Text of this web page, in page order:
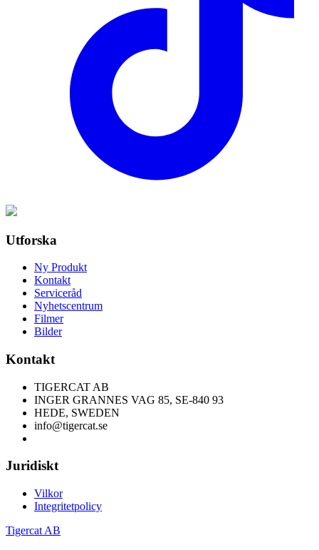
Utforska
Ny Produkt
Kontakt
Serviceråd
Nyhetscentrum
Filmer
Bilder
Kontakt
TIGERCAT AB
INGER GRANNES VAG 85, SE-840 93
HEDE, SWEDEN
info@tigercat.se
Juridiskt
Vilkor
Integritetpolicy
Tigercat AB